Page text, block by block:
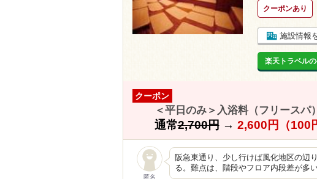
クーポンあり
施設情報
楽天トラベル
クーポン
＜平日のみ＞入浴料（フリースパ
通常2,700円→ 2,600円（100
匿名
阪急東通り、少し行けば風化地区の辺
る。難点は、階段やフロア内段差が多